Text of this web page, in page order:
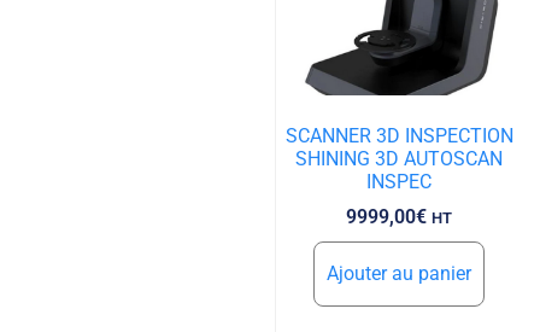
SCANNER 3D INSPECTION
SHINING 3D AUTOSCAN
INSPEC
9999,00€ HT
Ajouter au panier